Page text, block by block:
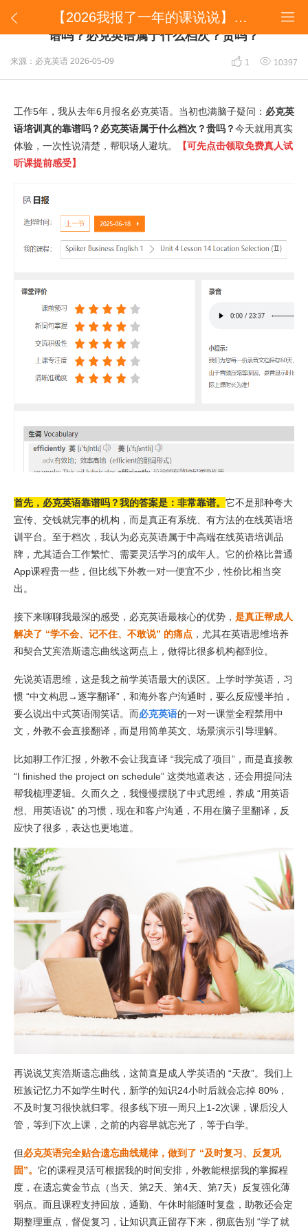
 
【2026我报了一年的课说说】必克英语培训真的靠谱吗？必克英语属于什么档次？贵吗？
【2026我报了一年的课说说】必克英语培训真的靠
谱吗？必克英语属于什么档次？贵吗？
来源：必克英语 2026-05-09  1  10397
工作5年，我从去年6月报名必克英语。当初也满脑子疑问： 必克英
语培训真的靠谱吗？必克英语属于什么档次？贵吗？今天就用真实
体验，一次性说清楚，帮职场人避坑。
【可先点击领取免费真人试
听课提前感受】
首先，必克英语靠谱吗？我的答案是：非常靠谱。 它不是那种夸大
宣传、交钱就完事的机构，而是真正有系统、有方法的在线英语培
训平台。至于档次，我认为必克英语属于中高端在线英语培训品
牌，尤其适合工作繁忙、需要灵活学习的成年人。它的价格比普通
App课程贵一些，但比线下外教一对一便宜不少，性价比相当突
出。
接下来聊聊我最深的感受，必克英语最核心的优势， 是真正帮成人
解决了 “学不会、记不住、不敢说” 的痛点 ，尤其在英语思维培养
和契合艾宾浩斯遗忘曲线这两点上，做得比很多机构都到位。
先说英语思维，这是我之前学英语最大的误区。上学时学英语，习
惯 “中文构思→逐字翻译”，和海外客户沟通时，要么反应慢半拍，
要么说出中式英语闹笑话。而必克英语的一对一课堂全程禁用中
文，外教不会直接翻译，而是用简单英文、场景演示引导理解。
比如聊工作汇报，外教不会让我直译 “我完成了项目”，而是直接教
“I finished the project on schedule” 这类地道表达，还会用提问法
帮我梳理逻辑。久而久之，我慢慢摆脱了中式思维，养成 “用英语
想、用英语说” 的习惯，现在和客户沟通，不用在脑子里翻译，反
应快了很多，表达也更地道。
再说说艾宾浩斯遗忘曲线，这简直是成人学英语的 “天敌”。我们上
班族记忆力不如学生时代，新学的知识24小时后就会忘掉 80%，
不及时复习很快就归零。很多线下班一周只上1-2次课，课后没人
管，等到下次上课，之前的内容早就忘光了，等于白学。
但必克英语完全贴合遗忘曲线规律，做到了 “及时复习、反复巩
固”。 它的课程灵活可根据我的时间安排，外教能根据我的掌握程
度，在遗忘黄金节点（当天、第2天、第4天、第7天）反复强化薄
弱点。而且课程支持回放，通勤、午休时能随时复盘，助教还会定
期整理重点，督促复习，让知识真正留存下来，彻底告别 “学了就